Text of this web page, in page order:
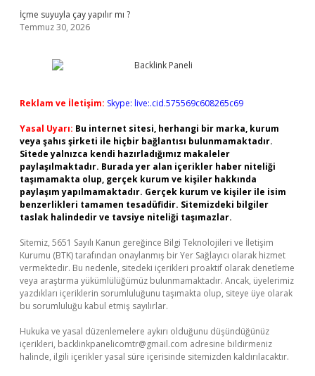
İçme suyuyla çay yapılır mı ?
Temmuz 30, 2026
Reklam ve İletişim: Skype: live:.cid.575569c608265c69
Yasal Uyarı: Bu internet sitesi, herhangi bir marka, kurum
veya şahıs şirketi ile hiçbir bağlantısı bulunmamaktadır.
Sitede yalnızca kendi hazırladığımız makaleler
paylaşılmaktadır. Burada yer alan içerikler haber niteliği
taşımamakta olup, gerçek kurum ve kişiler hakkında
paylaşım yapılmamaktadır. Gerçek kurum ve kişiler ile isim
benzerlikleri tamamen tesadüfidir. Sitemizdeki bilgiler
taslak halindedir ve tavsiye niteliği taşımazlar.
Sitemiz, 5651 Sayılı Kanun gereğince Bilgi Teknolojileri ve İletişim
Kurumu (BTK) tarafından onaylanmış bir Yer Sağlayıcı olarak hizmet
vermektedir. Bu nedenle, sitedeki içerikleri proaktif olarak denetleme
veya araştırma yükümlülüğümüz bulunmamaktadır. Ancak, üyelerimiz
yazdıkları içeriklerin sorumluluğunu taşımakta olup, siteye üye olarak
bu sorumluluğu kabul etmiş sayılırlar.
Hukuka ve yasal düzenlemelere aykırı olduğunu düşündüğünüz
içerikleri, backlinkpanelicomtr@gmail.com adresine bildirmeniz
halinde, ilgili içerikler yasal süre içerisinde sitemizden kaldırılacaktır.